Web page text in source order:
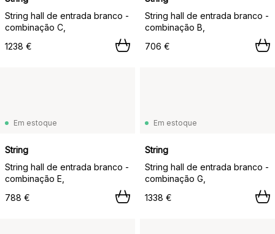
String hall de entrada branco -
combinação C,
1238 €
String hall de entrada branco -
combinação B,
706 €
Em estoque
String
String hall de entrada branco -
combinação E,
788 €
Em estoque
String
String hall de entrada branco -
combinação G,
1338 €